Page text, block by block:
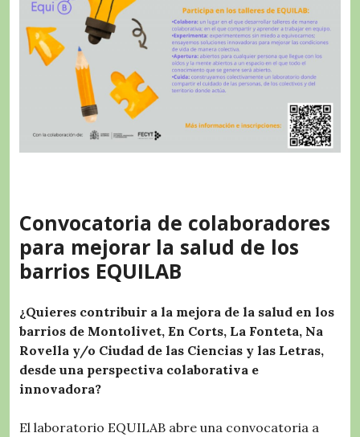
Convocatoria de colaboradores
para mejorar la salud de los
barrios EQUILAB
¿Quieres contribuir a la mejora de la salud en los
barrios de Montolivet, En Corts, La Fonteta, Na
Rovella y/o Ciudad de las Ciencias y las Letras,
desde una perspectiva colaborativa e
innovadora?
El laboratorio EQUILAB abre una convocatoria a